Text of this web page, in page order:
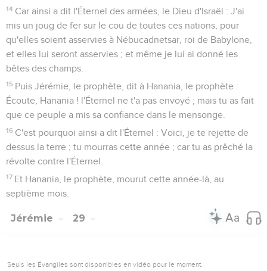
14 Car ainsi a dit l'Éternel des armées, le Dieu d'Israël : J'ai
mis un joug de fer sur le cou de toutes ces nations, pour
qu'elles soient asservies à Nébucadnetsar, roi de Babylone,
et elles lui seront asservies ; et même je lui ai donné les
bêtes des champs.
15 Puis Jérémie, le prophète, dit à Hanania, le prophète :
Écoute, Hanania ! l'Éternel ne t'a pas envoyé ; mais tu as fait
que ce peuple a mis sa confiance dans le mensonge.
16 C'est pourquoi ainsi a dit l'Éternel : Voici, je te rejette de
dessus la terre ; tu mourras cette année ; car tu as prêché la
révolte contre l'Éternel.
17 Et Hanania, le prophète, mourut cette année-là, au
septième mois.
Jérémie 29
Seuls les Évangiles sont disponibles en vidéo pour le moment.